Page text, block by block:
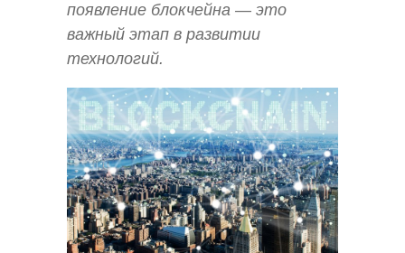
появление блокчейна — это
важный этап в развитии
технологий.